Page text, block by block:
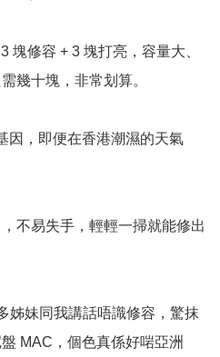
塊修容 + 3 塊打亮，容量大、
幾十塊，非常划算。
因，即便在香港潮濕的天氣
不易失手，輕輕一掃就能修出
姊妹同我講話唔識修容，驚抹
MAC，個色真係好啱亞洲